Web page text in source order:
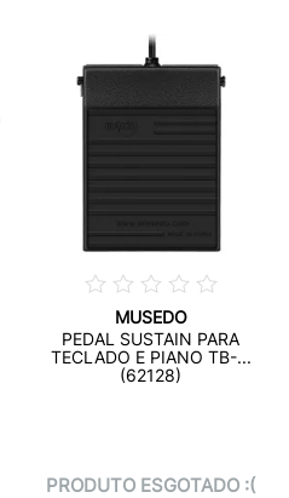
MUSEDO
PEDAL SUSTAIN PARA
TECLADO E PIANO TB-...
(62128)
PRODUTO ESGOTADO :(